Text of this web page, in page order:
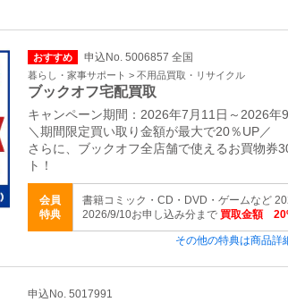
おすすめ 申込No. 5006857 全国
暮らし・家事サポート > 不用品買取・リサイクル
ブックオフ宅配買取
キャンペーン期間：2026年7月11日～2026年
＼期間限定買い取り金額が最大で20％UP／
さらに、ブックオフ全店舗で使えるお買物券
ト！
会員
特典
書籍コミック・CD・DVD・ゲームなど
2026/9/10お申し込み分まで 買取金額
その他の特典は商品詳
申込No. 5017991